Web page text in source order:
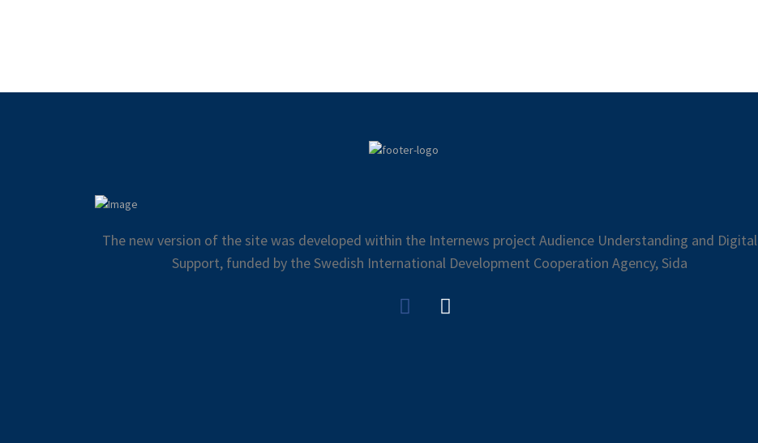
The new version of the site was developed within the Internews project Audience Understanding and Digital
Support, funded by the Swedish International Development Cooperation Agency, Sida